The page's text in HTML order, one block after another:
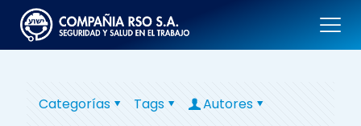
Categorías Tags Autores